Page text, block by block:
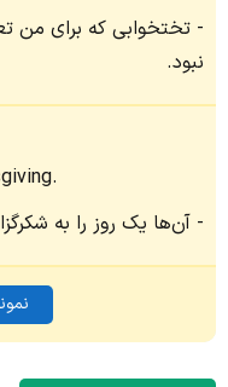
تختخوابی که برای من
نبود.
آن‌ها یک روز را به